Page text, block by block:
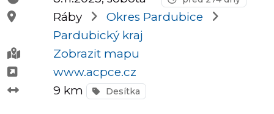
Virtuální
závody
Dětské
Ráby
Okres Pardubice
Pardubický kraj
Zobrazit mapu
www.acpce.cz
9 km
Desítka